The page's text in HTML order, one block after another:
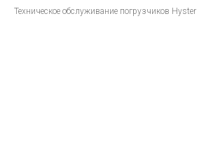
Техническое обслуживание погрузчиков Hyster